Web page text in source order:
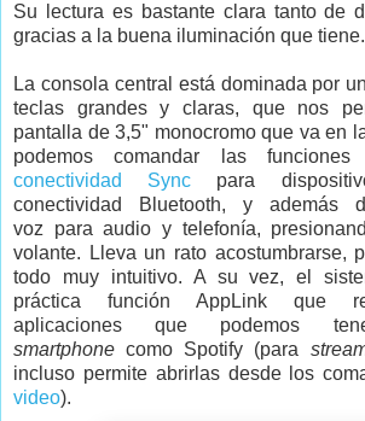
Su lectura es bastante clara tanto de
gracias a la buena iluminación que tiene.
La consola central está dominada por
teclas grandes y claras, que nos
pantalla de 3,5" monocromo que va en
podemos comandar las
conectividad Sync para
conectividad Bluetooth, y además
voz para audio y telefonía,
volante. Lleva un rato acostumbrarse,
todo muy intuitivo. A su vez, el
práctica función AppLink que
aplicaciones que podemos
smartphone como Spotify (para
incluso permite abrirlas desde los
video).